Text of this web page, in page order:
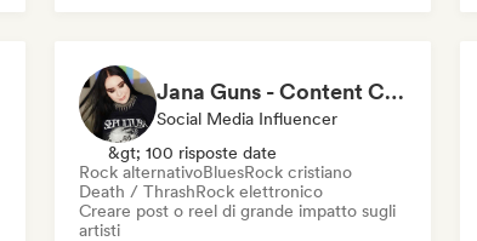
Jana Guns - Content Creator
Social Media Influencer
&gt; 100 risposte date
Rock alternativoBluesRock cristiano
Death / ThrashRock elettronico
Creare post o reel di grande impatto sugli
artisti